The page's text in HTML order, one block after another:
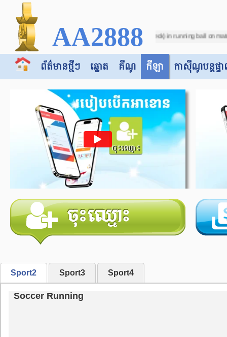
AA2888
to incorrect score (VAR Check) in running ball on match between "Botswana -
ព័ត៌មានថ្មីៗ ឆ្នោត គីណូ កីឡា កាស៊ី​​ណូបន្តផ្ទ
Sport2 Sport3 Sport4